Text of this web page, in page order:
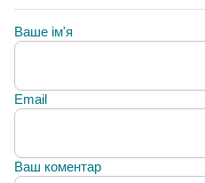
Ваше ім'я
Email
Ваш коментар